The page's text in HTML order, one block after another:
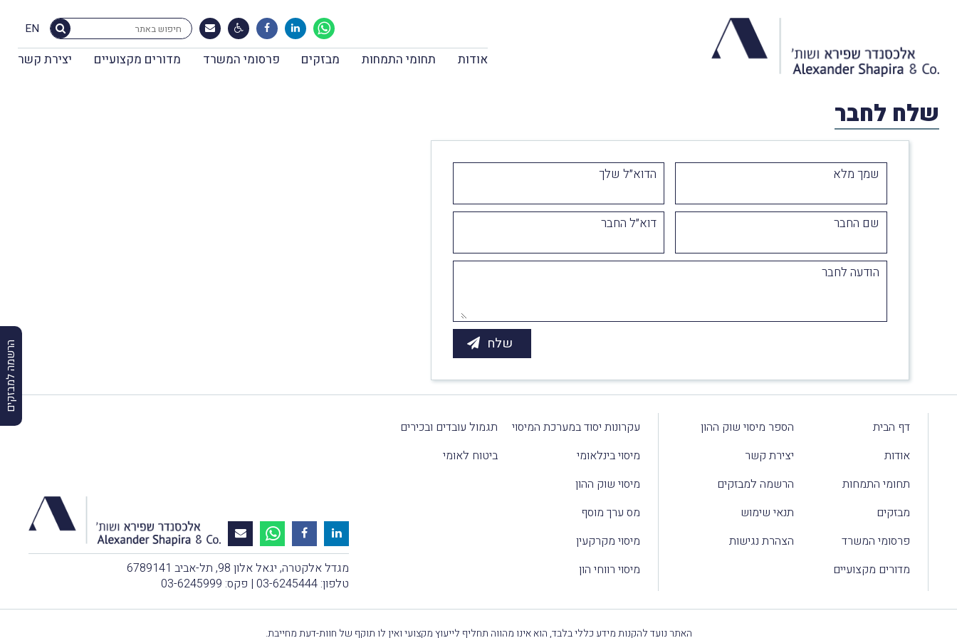
EN
אודות תחומי התמחות מבזקים פרסומי המשרד מדורים מקצועיים יצירת קשר
הרשמה למבזקים
שלח לחבר
שמך מלא הדוא״ל שלך
שם החבר דוא״ל החבר
הודעה לחבר
דף הבית
אודות
תחומי התמחות
מבזקים
פרסומי המשרד
מדורים מקצועיים
הספר מיסוי שוק ההון
יצירת קשר
הרשמה למבזקים
תנאי שימוש
הצהרת נגישות
עקרונות יסוד במערכת המיסוי
מיסוי בינלאומי
מיסוי שוק ההון
מס ערך מוסף
מיסוי מקרקעין
מיסוי רווחי הון
תגמול עובדים ובכירים
ביטוח לאומי
מגדל אלקטרה, יגאל אלון 98, תל-אביב 6789141
טלפון: 03-6245444 | פקס: 03-6245999
האתר נועד להקנות מידע כללי בלבד, הוא אינו מהווה תחליף לייעוץ מקצועי ואין לו תוקף של חוות-דעת מחייבת.